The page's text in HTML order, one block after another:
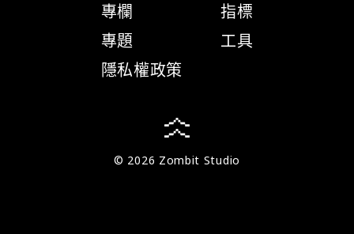
專欄
專題
隱私權政策
指標
工具
© 2026 Zombit Studio